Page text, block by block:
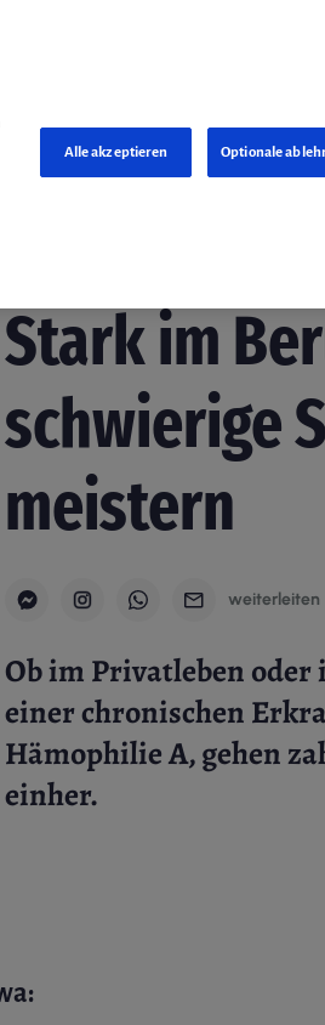
Stark im
schwierige
meistern
weiterleiten
Ob im Privatleben
einer chronischen
Hämophilie A, gehen
einher.
Optionale
Alle akzeptieren